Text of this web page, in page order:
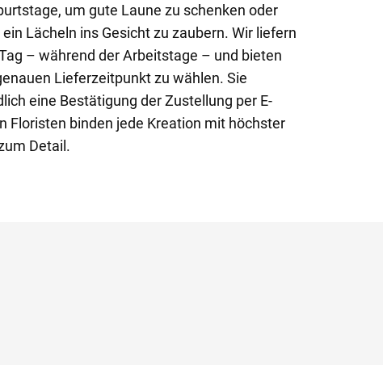
um gute Laune zu schenken oder
Lächeln ins Gesicht zu zaubern. Wir liefern
– während der Arbeitstage – und bieten
Lieferzeitpunkt zu wählen. Sie
eine Bestätigung der Zustellung per E-
Floristen binden jede Kreation mit höchster
Detail.